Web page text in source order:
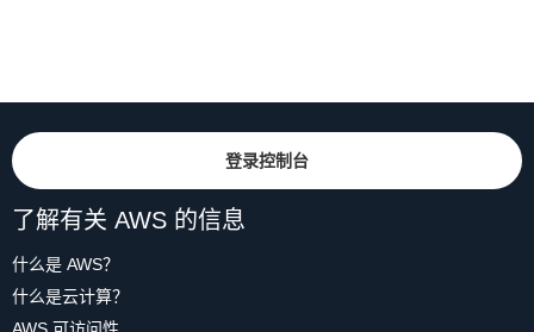
登录控制台
了解有关 AWS 的信息
什么是 AWS？
什么是云计算？